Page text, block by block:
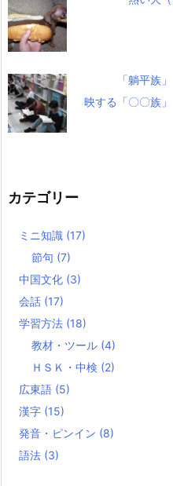
「躺平族
映する「〇〇族」
カテゴリー
ミニ知識 (17)
節句 (7)
中国文化 (3)
会話 (17)
学習方法 (18)
教材・ツール (4)
ＨＳＫ・中検 (2)
広東語 (5)
漢字 (15)
発音・ピンイン (8)
語法 (3)